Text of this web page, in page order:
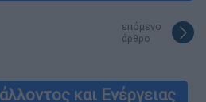
επόμενο
άρθρο
και Ενέργειας